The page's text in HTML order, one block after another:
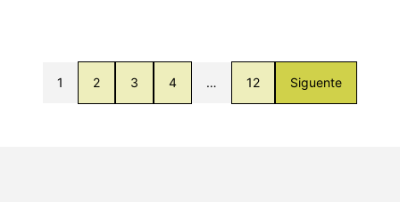
1 2 3 4 … 12 Siguente